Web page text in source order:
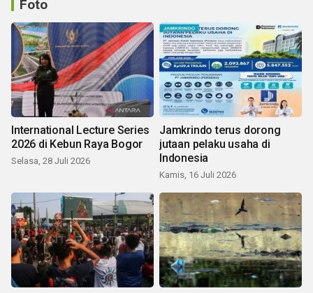
Foto
International Lecture Series
2026 di Kebun Raya Bogor
Selasa, 28 Juli 2026
Jamkrindo terus dorong
jutaan pelaku usaha di
Indonesia
Kamis, 16 Juli 2026